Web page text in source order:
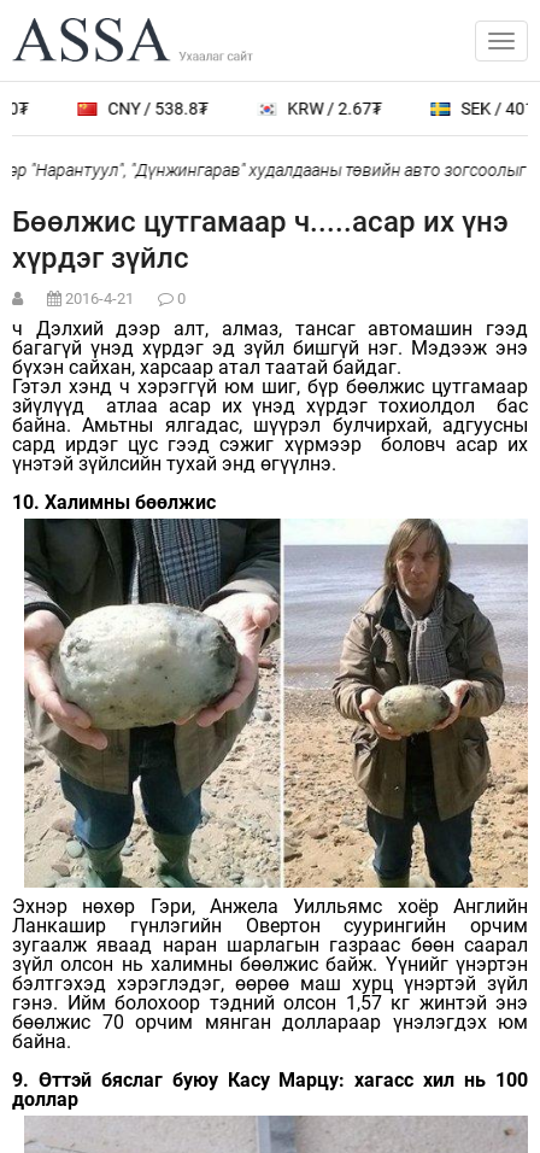
CNY / 538.8₮ KRW / 2.67₮ SEK / 401.7₮
"Дүнжингарав" худалдааны төвийн авто зогсоолыг хаана
Бөөлжис цутгамаар ч.....асар их үнэ
хүрдэг зүйлс
2016-4-21 0
ч Дэлхий дээр алт, алмаз, тансаг автомашин гээд
багагүй үнэд хүрдэг эд зүйл бишгүй нэг. Мэдээж энэ
бүхэн сайхан, харсаар атал таатай байдаг.
Гэтэл хэнд ч хэрэггүй юм шиг, бүр бөөлжис цутгамаар
зйүлүүд атлаа асар их үнэд хүрдэг тохиолдол бас
байна. Амьтны ялгадас, шүүрэл булчирхай, адгуусны
сард ирдэг цус гээд сэжиг хүрмээр боловч асар их
үнэтэй зүйлсийн тухай энд өгүүлнэ.
10. Халимны бөөлжис
Эхнэр нөхөр Гэри, Анжела Уилльямс хоёр Английн
Ланкашир гүнлэгийн Овертон суурингийн орчим
зугаалж яваад наран шарлагын газраас бөөн саарал
зүйл олсон нь халимны бөөлжис байж. Үүнийг үнэртэн
бэлтгэхэд хэрэглэдэг, өөрөө маш хурц үнэртэй зүйл
гэнэ. Ийм болохоор тэдний олсон 1,57 кг жинтэй энэ
бөөлжис 70 орчим мянган доллараар үнэлэгдэх юм
байна.
9. Өттэй бяслаг буюу Касу Марцу: хагасс хил нь 100
доллар